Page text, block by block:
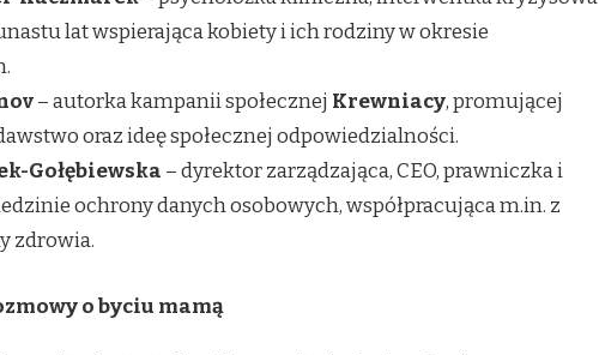
lat wspierająca kobiety i ich rodziny w okresie
– autorka kampanii społecznej Krewniacy, promującej
oraz ideę społecznej odpowiedzialności.
Gołębiewska – dyrektor zarządzająca, CEO, prawniczka i
ochrony danych osobowych, współpracująca m.in. z
zdrowia.
o byciu mamą